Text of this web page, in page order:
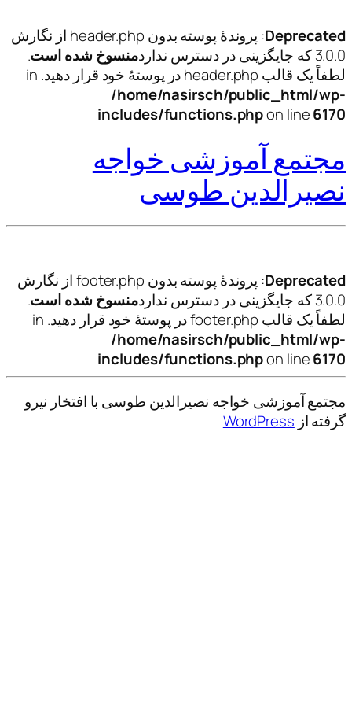
Deprecated
: پروندهٔ پوسته بدون header.php از نگارش
3.0.0 که جایگزینی در دسترس ندارد
منسوخ شده است.
لطفاً یک قالب header.php در پوستهٔ خود قرار دهید. in
/home/nasirsch/public_html/wp-
includes/functions.phpon line6170
مجتمع آموزشی خواجه
نصیرالدین طوسی
Deprecated
: پروندهٔ پوسته بدون footer.php از نگارش
3.0.0 که جایگزینی در دسترس ندارد
منسوخ شده است.
لطفاً یک قالب footer.php در پوستهٔ خود قرار دهید. in
/home/nasirsch/public_html/wp-
includes/functions.phpon line6170
مجتمع آموزشی خواجه نصیرالدین طوسی با افتخار نیرو
گرفته از WordPress